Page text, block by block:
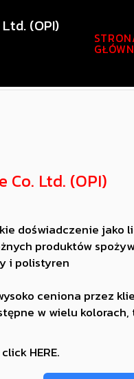
(OPI)
Ltd. (OPI)
jako
produktów
i polistyren
ceniona przez
w wielu
clickHERE.